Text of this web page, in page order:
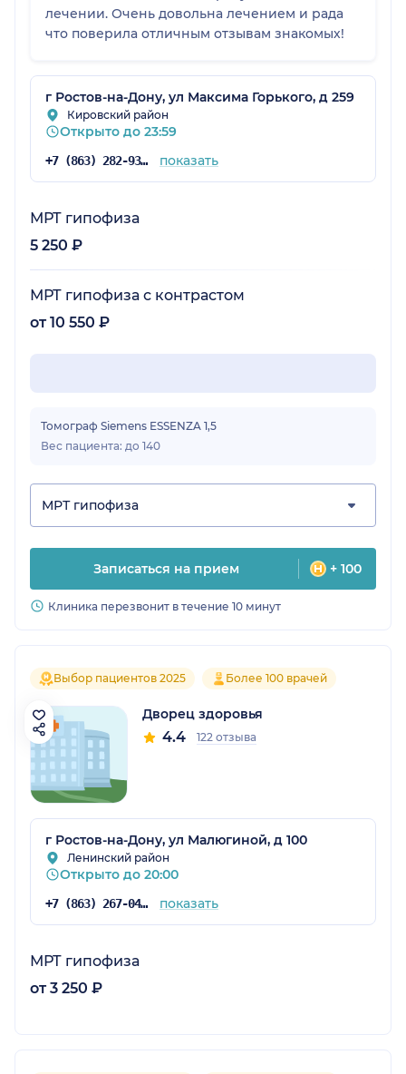
лечении. Очень довольна лечением и рада
что поверила отличным отзывам знакомых!
г Ростов-на-Дону, ул Максима Горького, д 259
Кировский район
Открыто до 23:59
+7 (863) 282-93-23 показать
МРТ гипофиза
5 250 ₽
МРТ гипофиза с контрастом
от 10 550 ₽
Томограф Siemens ESSENZA 1,5
Вес пациента: до 140
МРТ гипофиза
Записаться на прием + 100
Клиника перезвонит в течение 10 минут
Выбор пациентов 2025 Более 100 врачей
Дворец здоровья
4.4 122 отзыва
г Ростов-на-Дону, ул Малюгиной, д 100
Ленинский район
Открыто до 20:00
+7 (863) 267-04-38 показать
МРТ гипофиза
от 3 250 ₽